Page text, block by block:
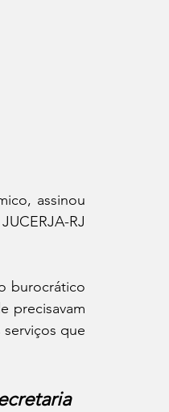
assinou
RJ
burocrático
precisavam
serviços que